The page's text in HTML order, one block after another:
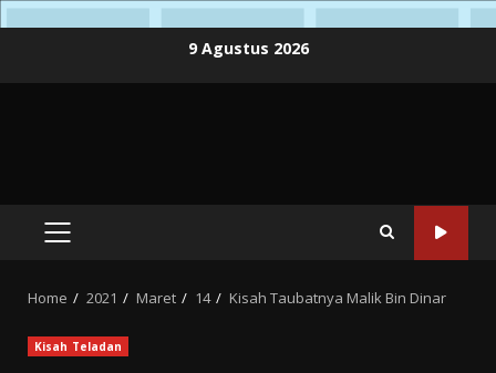
9 Agustus 2026
PRIMARY
Home 2021 Maret 14 Kisah Taubatnya Malik Bin Dinar
Kisah Teladan